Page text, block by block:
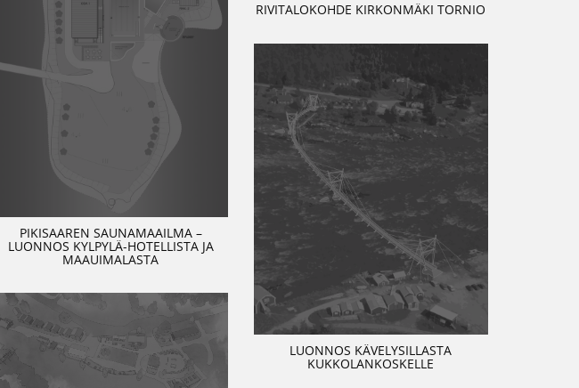
RIVITALOKOHDE KIRKONMÄKI TORNIO
PIKISAAREN SAUNAMAAILMA –
LUONNOS KYLPYLÄ-HOTELLISTA JA
MAAUIMALASTA
LUONNOS KÄVELYSILLASTA
KUKKOLANKOSKELLE